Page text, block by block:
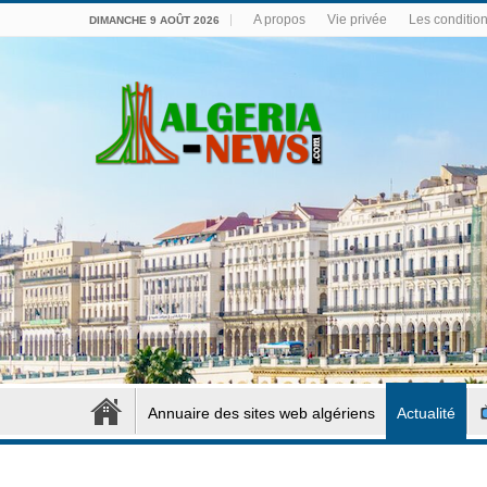
DIMANCHE 9 AOÛT 2026 A propos Vie privée Les
Annuaire des sites web algériens Actualité